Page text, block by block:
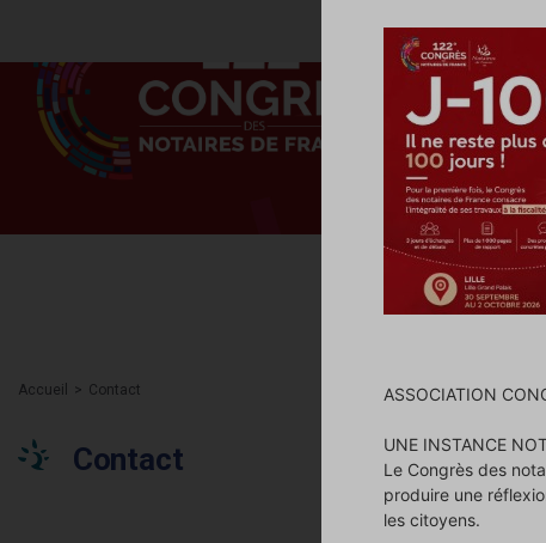
Accueil Contact
Contact
ASSOCIATION
UNE INSTANCE
Le Congrès des
produire une
les citoyens.